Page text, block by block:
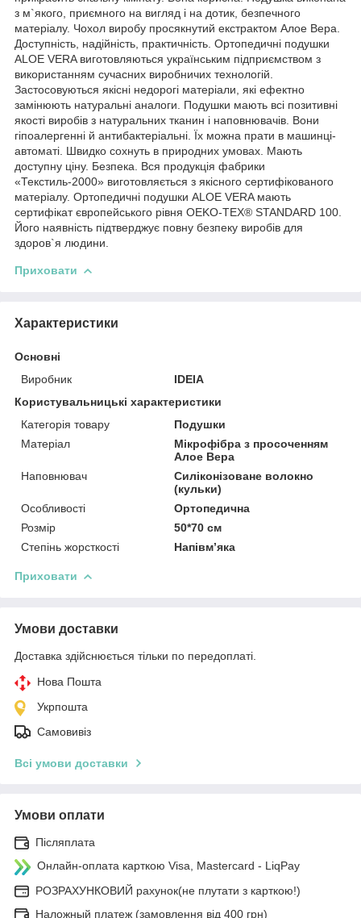
з м`якого, приємного на вигляд і на дотик, безпечного
матеріалу. Чохол виробу просякнутий екстрактом Алое Вера.
Доступність, надійність, практичність. Ортопедичні подушки
ALOE VERA виготовляються українським підприємством з
використанням сучасних виробничих технологій.
Застосовуються якісні недорогі матеріали, які ефектно
замінюють натуральні аналоги. Подушки мають всі позитивні
якості виробів з натуральних тканин і наповнювачів. Вони
гіпоалергенні й антибактеріальні. Їх можна прати в машинці-
автоматі. Швидко сохнуть в природних умовах. Мають
доступну ціну. Безпека. Вся продукція фабрики
«Текстиль-2000» виготовляється з якісного сертифікованого
матеріалу. Ортопедичні подушки ALOE VERA мають
сертифікат європейського рівня OEKO-TEX® STANDARD 100.
Його наявність підтверджує повну безпеку виробів для
здоров`я людини.
Приховати
Характеристики
Основні
Виробник
IDEIA
Користувальницькі характеристики
Категорія товару
Подушки
Матеріал
Мікрофібра з просоченням
Алое Вера
Наповнювач
Силіконізоване волокно
(кульки)
Особливості
Ортопедична
Розмір
50*70 см
Степінь жорсткості
Напівм’яка
Приховати
Умови доставки
Доставка здійснюється тільки по передоплаті.
Нова Пошта
Укрпошта
Самовивіз
Всі умови доставки
Умови оплати
Післяплата
Онлайн-оплата карткою Visa, Mastercard - LiqPay
РОЗРАХУНКОВИЙ рахунок(не плутати з карткою!)
Наложный платеж (замовлення від 400 грн)